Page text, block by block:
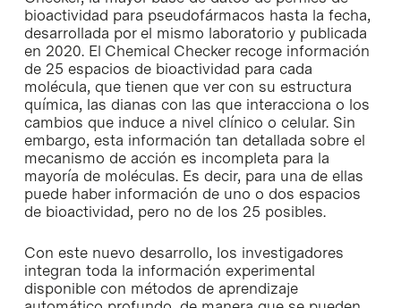
bioactividad para pseudofármacos hasta la fecha,
desarrollada por el mismo laboratorio y publicada
en 2020. El Chemical Checker recoge información
de 25 espacios de bioactividad para cada
molécula, que tienen que ver con su estructura
química, las dianas con las que interacciona o los
cambios que induce a nivel clínico o celular. Sin
embargo, esta información tan detallada sobre el
mecanismo de acción es incompleta para la
mayoría de moléculas. Es decir, para una de ellas
puede haber información de uno o dos espacios
de bioactividad, pero no de los 25 posibles.
Con este nuevo desarrollo, los investigadores
integran toda la información experimental
disponible con métodos de aprendizaje